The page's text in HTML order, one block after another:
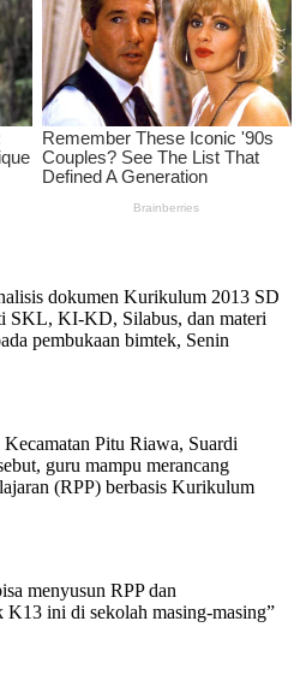
dokumen Kurikulum 2013 SD
SKL, KI-KD, Silabus, dan materi
pembukaan bimtek, Senin
Pitu Riawa, Suardi
guru mampu merancang
(RPP) berbasis Kurikulum
menyusun RPP dan
K13 ini di sekolah masing-masing”